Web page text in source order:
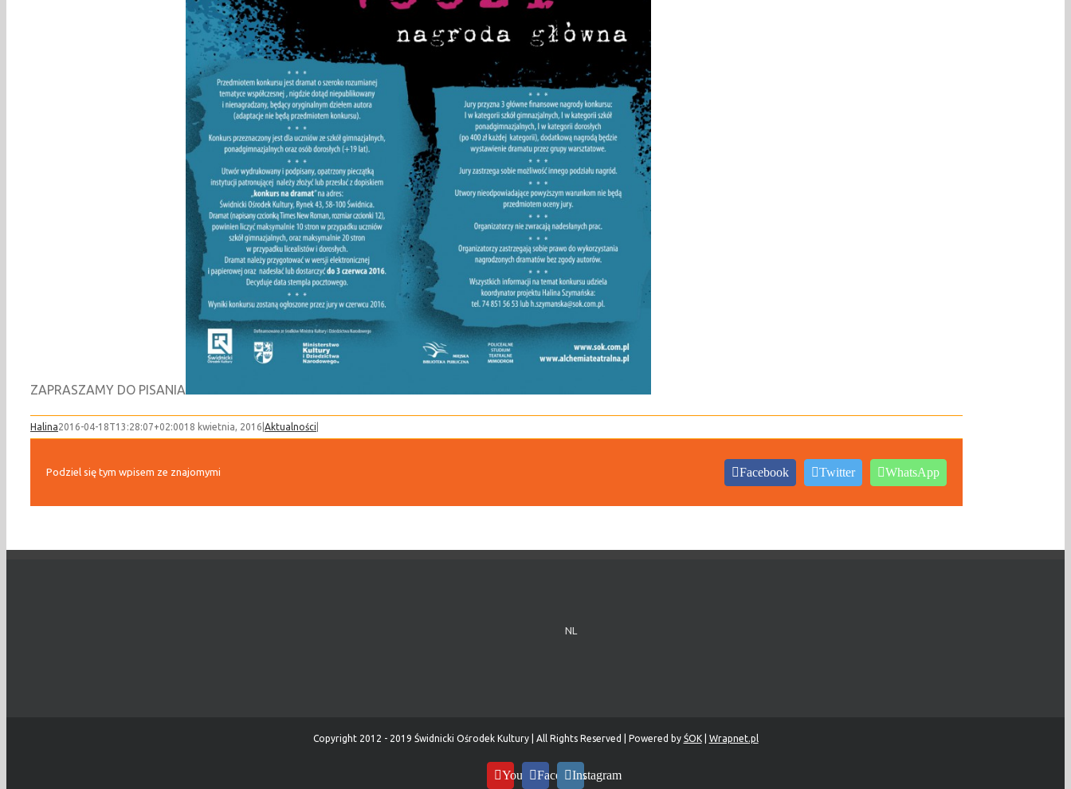
ZAPRASZAMY DO PISANIA
Halina2016-04-18T13:28:07+02:0018 kwietnia, 2016 Aktualności
Podziel się tym wpisem ze znajomymi Facebook Twitter WhatsApp
NL
Copyright 2012 - 2019 Świdnicki Ośrodek Kultury | All Rights Reserved | Powered by ŚOK| Wrapnet.pl
YouTubeFacebookInstagram